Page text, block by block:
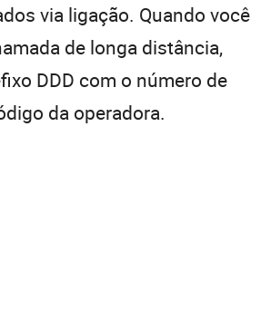
via ligação. Quando você
de longa distância,
DDD com o número de
da operadora.